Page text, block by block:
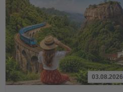
03.08.2026